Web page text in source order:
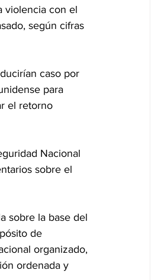
violencia con el
según cifras
caso por
para
el retorno
Nacional
sobre el
sobre la base del
de
organizado,
ordenada y